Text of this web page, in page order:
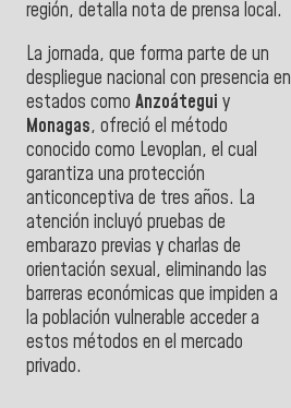
región, detalla nota de prensa local.
La jornada, que forma parte de un
despliegue nacional con presencia en
estados como Anzoátegui y
Monagas, ofreció el método
conocido como Levoplan, el cual
garantiza una protección
anticonceptiva de tres años. La
atención incluyó pruebas de
embarazo previas y charlas de
orientación sexual, eliminando las
barreras económicas que impiden a
la población vulnerable acceder a
estos métodos en el mercado
privado.